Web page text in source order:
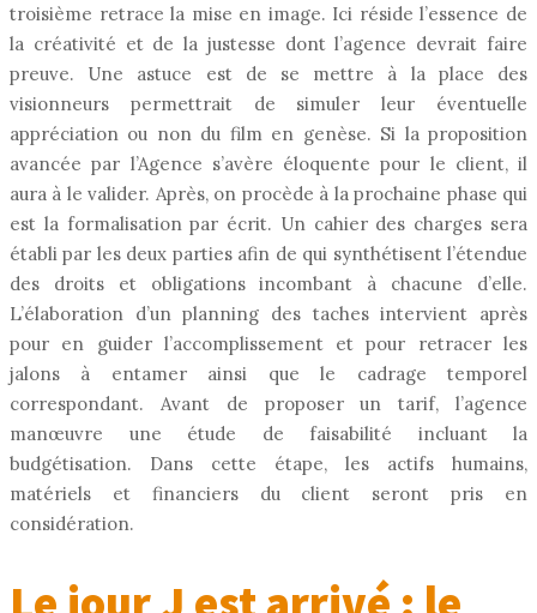
troisième retrace la mise en image. Ici réside l’essence de
la créativité et de la justesse dont l’agence devrait faire
preuve. Une astuce est de se mettre à la place des
visionneurs permettrait de simuler leur éventuelle
appréciation ou non du film en genèse. Si la proposition
avancée par l’Agence s’avère éloquente pour le client, il
aura à le valider. Après, on procède à la prochaine phase qui
est la formalisation par écrit. Un cahier des charges sera
établi par les deux parties afin de qui synthétisent l’étendue
des droits et obligations incombant à chacune d’elle.
L’élaboration d’un planning des taches intervient après
pour en guider l’accomplissement et pour retracer les
jalons à entamer ainsi que le cadrage temporel
correspondant. Avant de proposer un tarif, l’agence
manœuvre une étude de faisabilité incluant la
budgétisation. Dans cette étape, les actifs humains,
matériels et financiers du client seront pris en
considération.